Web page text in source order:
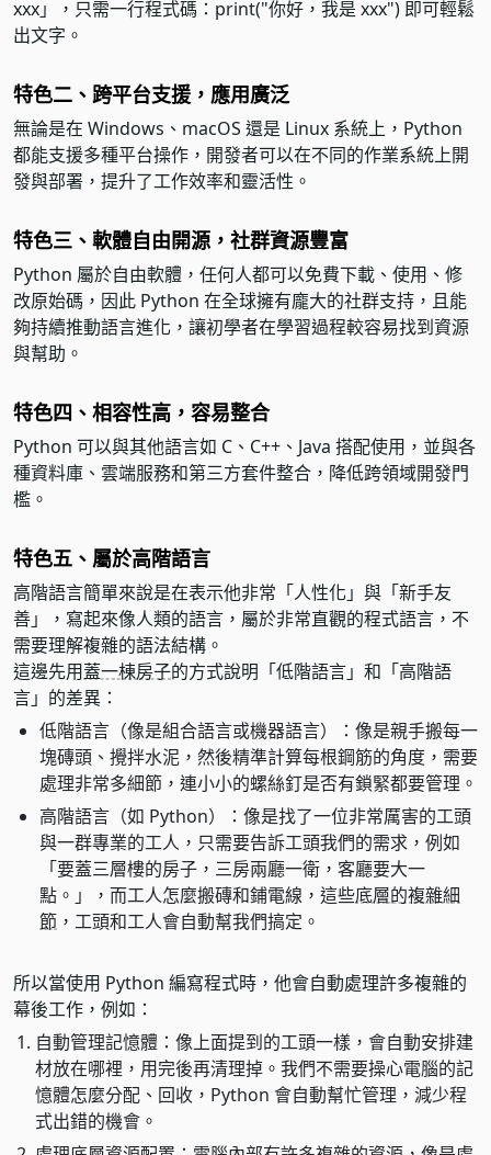
xxx」，只需一行程式碼：print("你好，我是 xxx") 即可輕鬆
出文字。
特色二、跨平台支援，應用廣泛
無論是在 Windows、macOS 還是 Linux 系統上，Python
都能支援多種平台操作，開發者可以在不同的作業系統上開
發與部署，提升了工作效率和靈活性。
特色三、軟體自由開源，社群資源豐富
Python 屬於自由軟體，任何人都可以免費下載、使用、修
改原始碼，因此 Python 在全球擁有龐大的社群支持，且能
夠持續推動語言進化，讓初學者在學習過程較容易找到資源
與幫助。
特色四、相容性高，容易整合
Python 可以與其他語言如 C、C++、Java 搭配使用，並與各
種資料庫、雲端服務和第三方套件整合，降低跨領域開發門
檻。
特色五、屬於高階語言
高階語言簡單來說是在表示他非常「人性化」與「新手友
善」，寫起來像人類的語言，屬於非常直觀的程式語言，不
需要理解複雜的語法結構。
這邊先用蓋一棟房子的方式說明「低階語言」和「高階語
言」的差異：
低階語言（像是組合語言或機器語言）：像是親手搬每一
塊磚頭、攪拌水泥，然後精準計算每根鋼筋的角度，需要
處理非常多細節，連小小的螺絲釘是否有鎖緊都要管理。
高階語言（如 Python）：像是找了一位非常厲害的工頭
與一群專業的工人，只需要告訴工頭我們的需求，例如
「要蓋三層樓的房子，三房兩廳一衛，客廳要大一
點。」，而工人怎麼搬磚和鋪電線，這些底層的複雜細
節 ，工頭和工人會自動幫我們搞定。
所以當使用 Python 編寫程式時，他會自動處理許多複雜的
幕後工作，例如：
自動管理記憶體：像上面提到的工頭一樣，會自動安排建
材放在哪裡，用完後再清理掉。我們不需要操心電腦的記
憶體怎麼分配、回收，Python 會自動幫忙管理，減少程
式出錯的機會。